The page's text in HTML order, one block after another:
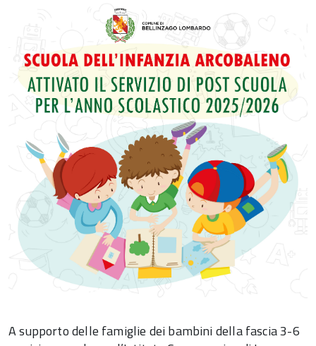
A supporto delle famiglie dei bambini della fascia 3-6